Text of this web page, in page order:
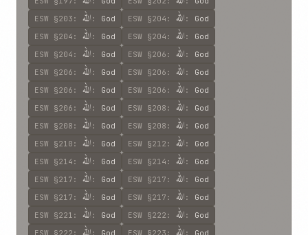
ESW §203 : اللّه : God ESW §204 : اللّه : God
ESW §204 : اللّه : God ESW §204 : اللّه : God
ESW §204 : اللّه : God ESW §206 : اللّه : God
ESW §206 : اللّه : God ESW §206 : اللّه : God
ESW §206 : اللّه : God ESW §206 : اللّه : God
ESW §206 : اللّه : God ESW §208 : اللّه : God
ESW §208 : اللّه : God ESW §208 : اللّه : God
ESW §210 : اللّه : God ESW §212 : اللّه : God
ESW §214 : اللّه : God ESW §214 : اللّه : God
ESW §217 : اللّه : God ESW §217 : اللّه : God
ESW §217 : اللّه : God ESW §217 : اللّه : God
ESW §221 : اللّه : God ESW §222 : اللّه : God
ESW §222 : : God ESW §223 : : God